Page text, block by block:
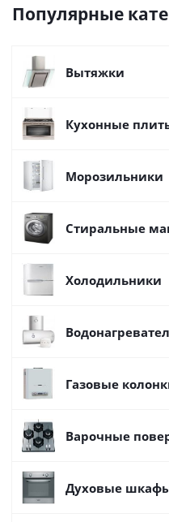
Популярные
Вытяжки
Кухонные
Морозильники
Стиральные
Холодильники
Газовые
Варочные
Духовые